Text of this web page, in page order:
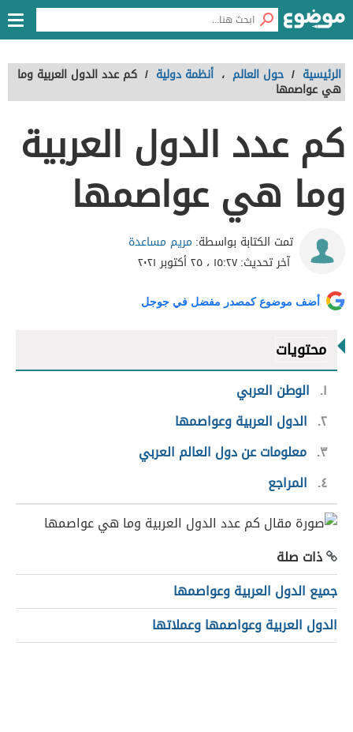
الرئيسية / حول العالم ، أنظمة دولية / كم عدد الدول العربية وما
هي عواصمها
كم عدد الدول العربية
وما هي عواصمها
تمت الكتابة بواسطة: مريم مساعدة
آخر تحديث:١٥:٢٧ ، ٢٥ أكتوبر ٢٠٢١
أضف موضوع كمصدر مفضل في جوجل
محتويات
١
الوطن العربي
٢ الدول العربية وعواصمها
٣ معلومات عن دول العالم العربي
٤
المراجع
ذات صلة
جميع الدول العربية وعواصمها
الدول العربية وعواصمها وعملاتها